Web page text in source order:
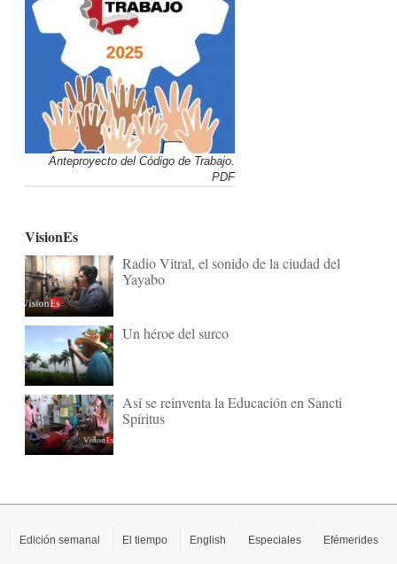
Anteproyecto del Código de Trabajo.
PDF
VisionEs
Radio Vitral, el sonido de la ciudad del
Yayabo
Un héroe del surco
Así se reinventa la Educación en Sancti
Spíritus
Edición semanal El tiempo English Especiales Efémerides